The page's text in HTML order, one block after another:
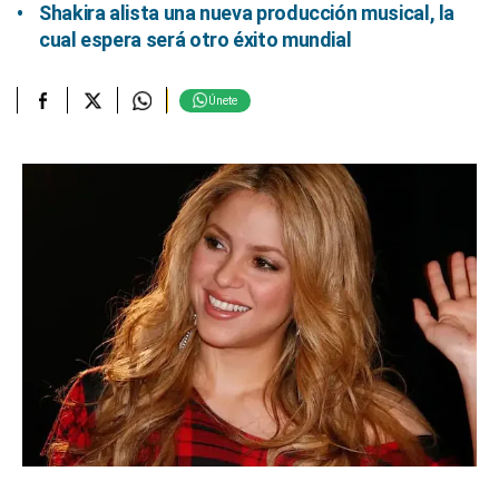
Shakira alista una nueva producción musical, la
cual espera será otro éxito mundial
Únete